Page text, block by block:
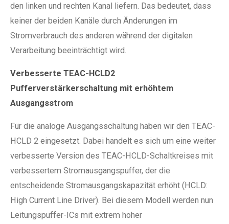
den linken und rechten Kanal liefern. Das bedeutet, dass
keiner der beiden Kanäle durch Änderungen im
Stromverbrauch des anderen während der digitalen
Verarbeitung beeinträchtigt wird.
Verbesserte TEAC-HCLD2
Pufferverstärkerschaltung mit erhöhtem
Ausgangsstrom
Für die analoge Ausgangsschaltung haben wir den TEAC-
HCLD 2 eingesetzt. Dabei handelt es sich um eine weiter
verbesserte Version des TEAC-HCLD-Schaltkreises mit
verbessertem Stromausgangspuffer, der die
entscheidende Stromausgangskapazität erhöht (HCLD:
High Current Line Driver). Bei diesem Modell werden nun
Leitungspuffer-ICs mit extrem hoher